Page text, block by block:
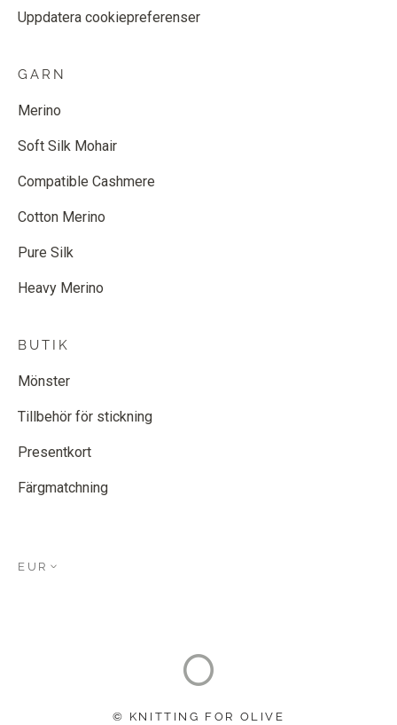
Uppdatera cookiepreferenser
GARN
Merino
Soft Silk Mohair
Compatible Cashmere
Cotton Merino
Pure Silk
Heavy Merino
BUTIK
Mönster
Tillbehör för stickning
Presentkort
Färgmatchning
EUR
© KNITTING FOR OLIVE